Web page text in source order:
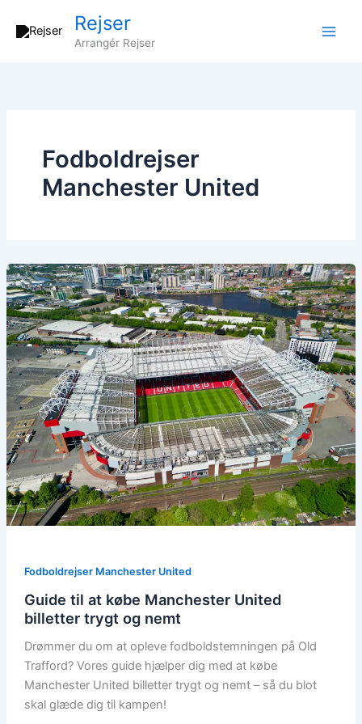
Rejser
Arrangér Rejser
Fodboldrejser
Manchester United
Fodboldrejser Manchester United
Guide til at købe Manchester United
billetter trygt og nemt
Drømmer du om at opleve fodboldstemningen på Old
Trafford? Vores guide hjælper dig med at købe
Manchester United billetter trygt og nemt – så du blot
skal glæde dig til kampen!